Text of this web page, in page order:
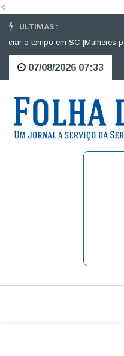
<
ULTIMAS :
o tempo em SC |Mulheres
07/08/2026 07:33